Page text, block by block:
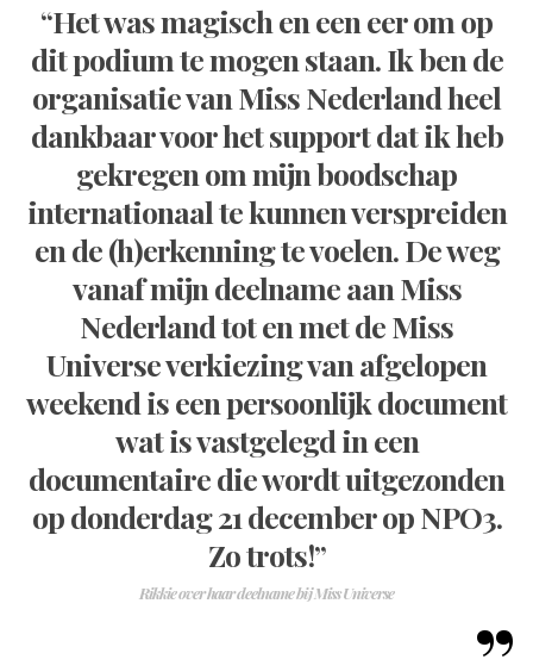
“Het was magisch en een eer om op
dit podium te mogen staan. Ik ben de
organisatie van Miss Nederland heel
dankbaar voor het support dat ik heb
gekregen om mijn boodschap
internationaal te kunnen verspreiden
en de (h)erkenning te voelen. De weg
vanaf mijn deelname aan Miss
Nederland tot en met de Miss
Universe verkiezing van afgelopen
weekend is een persoonlijk document
wat is vastgelegd in een
documentaire die wordt uitgezonden
op donderdag 21 december op NPO3.
Zo trots!”
Rikkie over haar deelname bij Miss Universe